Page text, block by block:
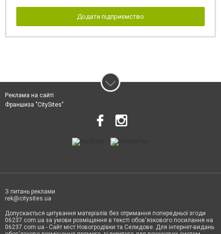
Додати підприємство
Реклама на сайті
Франшиза "CitySites"
З питань реклами
rek@citysites.ua
Допускається цитування матеріалів без отримання попередньої згоди
06237.com.ua за умови розміщення в тексті обов'язкового посилання на
06237.com.ua - Сайт міст Новогродівки та Селидове. Для інтернет-видань